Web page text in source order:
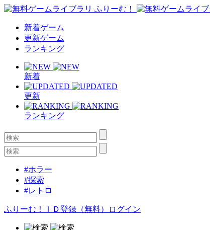
新着ゲーム
更新ゲーム
ランキング
新着
更新
ランキング
#ホラー
#探索
#レトロ
ふりーむ！ＩＤ登録（無料） ログイン